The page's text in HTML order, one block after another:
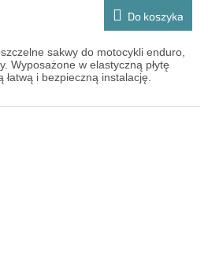
Do koszyka
sakwy do motocykli enduro,
Wyposażone w elastyczną płytę
i bezpieczną instalację.